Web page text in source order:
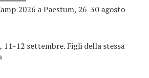
2026 a Paestum, 26-30 agosto
11-12 settembre. Figli della stessa